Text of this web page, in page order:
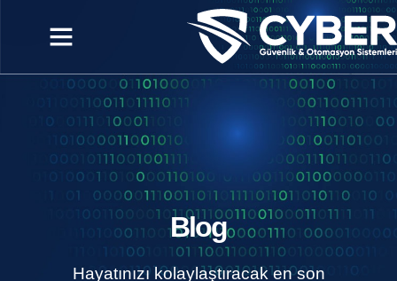
Blog
Hayatınızı kolaylaştıracak en son